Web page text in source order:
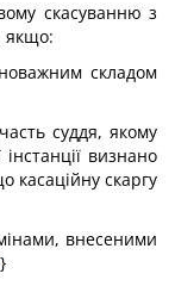
скасуванню з
якщо:
складом
суддя, якому
визнано
касаційну скаргу
внесеними
}